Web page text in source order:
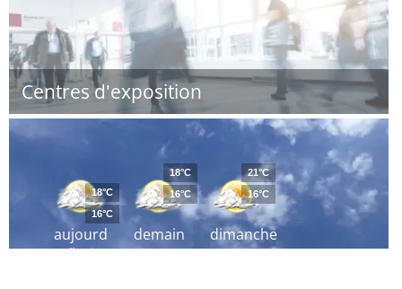
Centres d'exposition
aujourd
´hui
18°C
16°C
demain
18°C
16°C
dimanche
21°C
16°C